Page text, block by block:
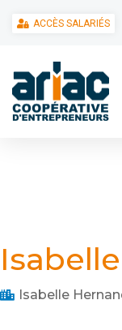
ACCÈS SALARIÉS
Isabelle